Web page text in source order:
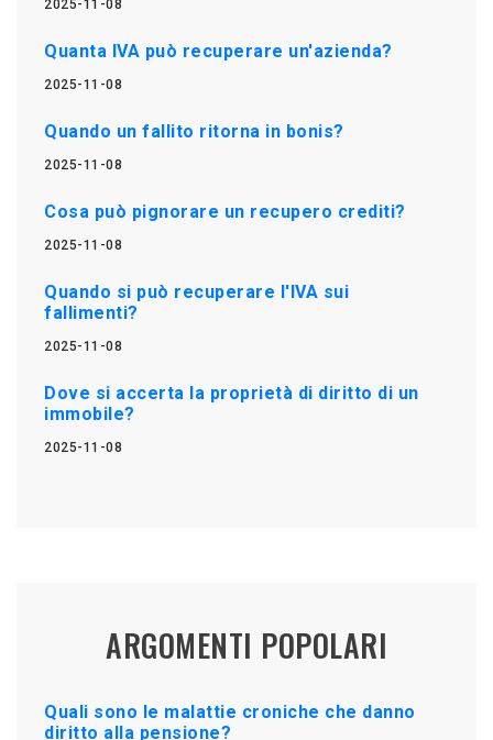
2025-11-08
Quanta IVA può recuperare un'azienda?
2025-11-08
Quando un fallito ritorna in bonis?
2025-11-08
Cosa può pignorare un recupero crediti?
2025-11-08
Quando si può recuperare l'IVA sui
fallimenti?
2025-11-08
Dove si accerta la proprietà di diritto di un
immobile?
2025-11-08
ARGOMENTI POPOLARI
Quali sono le malattie croniche che danno
diritto alla pensione?